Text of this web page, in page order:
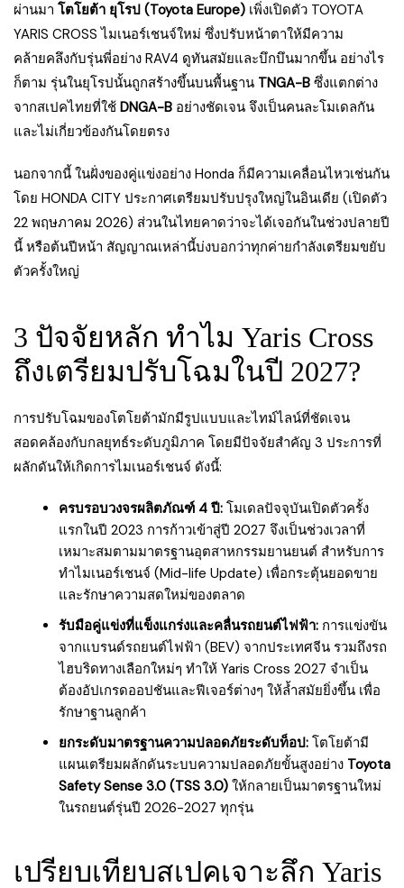
ผ่านมา โตโยต้า ยุโรป (Toyota Europe) เพิ่งเปิดตัว TOYOTA
YARIS CROSS ไมเนอร์เชนจ์ใหม่ ซึ่งปรับหน้าตาให้มีความ
คล้ายคลึงกับรุ่นพี่อย่าง RAV4 ดูทันสมัยและบึกบึนมากขึ้น อย่างไร
ก็ตาม รุ่นในยุโรปนั้นถูกสร้างขึ้นบนพื้นฐาน TNGA-B ซึ่งแตกต่าง
จากสเปคไทยที่ใช้ DNGA-B อย่างชัดเจน จึงเป็นคนละโมเดลกัน
และไม่เกี่ยวข้องกันโดยตรง
นอกจากนี้ ในฝั่งของคู่แข่งอย่าง Honda ก็มีความเคลื่อนไหวเช่นกัน
โดย HONDA CITY ประกาศเตรียมปรับปรุงใหญ่ในอินเดีย (เปิดตัว
22 พฤษภาคม 2026) ส่วนในไทยคาดว่าจะได้เจอกันในช่วงปลายปี
นี้ หรือต้นปีหน้า สัญญาณเหล่านี้บ่งบอกว่าทุกค่ายกำลังเตรียมขยับ
ตัวครั้งใหญ่
3 ปัจจัยหลัก ทำไม Yaris Cross
ถึงเตรียมปรับโฉมในปี 2027?
การปรับโฉมของโตโยต้ามักมีรูปแบบและไทม์ไลน์ที่ชัดเจน
สอดคล้องกับกลยุทธ์ระดับภูมิภาค โดยมีปัจจัยสำคัญ 3 ประการที่
ผลักดันให้เกิดการไมเนอร์เชนจ์ ดังนี้:
ครบรอบวงจรผลิตภัณฑ์ 4 ปี: โมเดลปัจจุบันเปิดตัวครั้ง
แรกในปี 2023 การก้าวเข้าสู่ปี 2027 จึงเป็นช่วงเวลาที่
เหมาะสมตามมาตรฐานอุตสาหกรรมยานยนต์ สำหรับการ
ทำไมเนอร์เชนจ์ (Mid-life Update) เพื่อกระตุ้นยอดขาย
และรักษาความสดใหม่ของตลาด
รับมือคู่แข่งที่แข็งแกร่งและคลื่นรถยนต์ไฟฟ้า: การแข่งขัน
จากแบรนด์รถยนต์ไฟฟ้า (BEV) จากประเทศจีน รวมถึงรถ
ไฮบริดทางเลือกใหม่ๆ ทำให้ Yaris Cross 2027 จำเป็น
ต้องอัปเกรดออปชันและฟีเจอร์ต่างๆ ให้ล้ำสมัยยิ่งขึ้น เพื่อ
รักษาฐานลูกค้า
ยกระดับมาตรฐานความปลอดภัยระดับท็อป: โตโยต้ามี
แผนเตรียมผลักดันระบบความปลอดภัยขั้นสูงอย่าง Toyota
Safety Sense 3.0 (TSS 3.0) ให้กลายเป็นมาตรฐานใหม่
ในรถยนต์รุ่นปี 2026-2027 ทุกรุ่น
เปรียบเทียบสเปคเจาะลึก Yaris